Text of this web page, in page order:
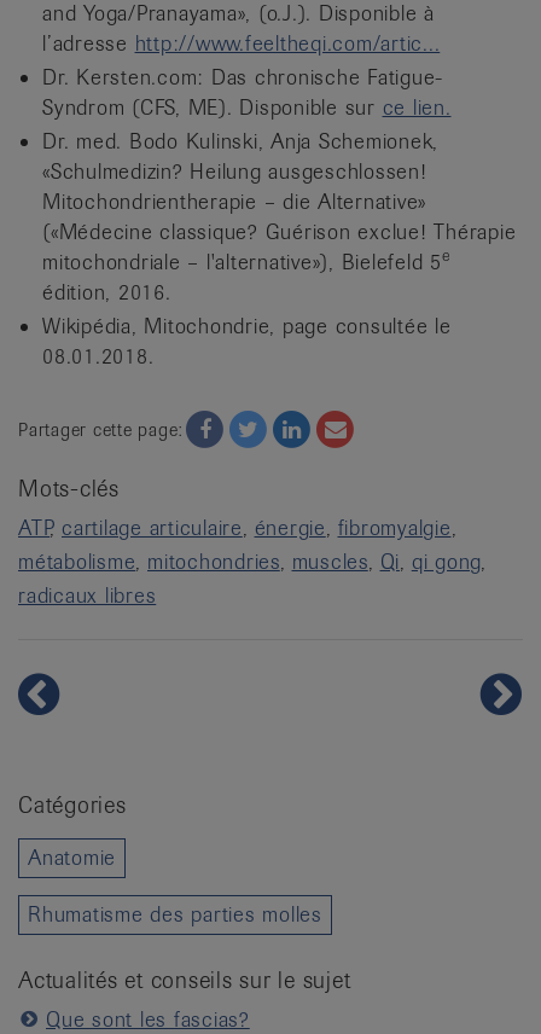
and Yoga/Pranayama», (o.J.). Disponible à
l’adresse http://www.feeltheqi.com/artic...
Dr. Kersten.com: Das chronische Fatigue-
Syndrom (CFS, ME). Disponible sur ce lien.
Dr. med. Bodo Kulinski, Anja Schemionek,
«Schulmedizin? Heilung ausgeschlossen!
Mitochondrientherapie – die Alternative»
(«Médecine classique? Guérison exclue! Thérapie
mitochondriale – l'alternative»), Bielefeld 5e
édition, 2016.
Wikipédia, Mitochondrie, page consultée le
08.01.2018.
Partager cette page: Facebook
TwitterTwitterEmail
Mots-clés
ATP cartilage articulaire énergie fibromyalgie
métabolisme mitochondries muscles Qi qi gong
radicaux libres
Catégories
Anatomie
Rhumatisme des parties molles
Actualités et conseils sur le sujet
Que sont les fascias?